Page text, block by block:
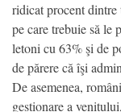
ridicat procent dintre
pe care trebuie să le
letoni cu 63% şi de
de părere că îşi
De asemenea,
gestionare a